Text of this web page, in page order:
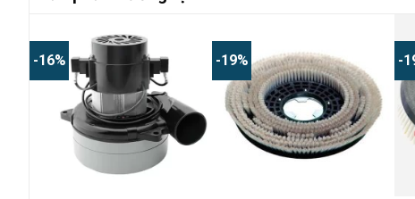
-16% -19% -